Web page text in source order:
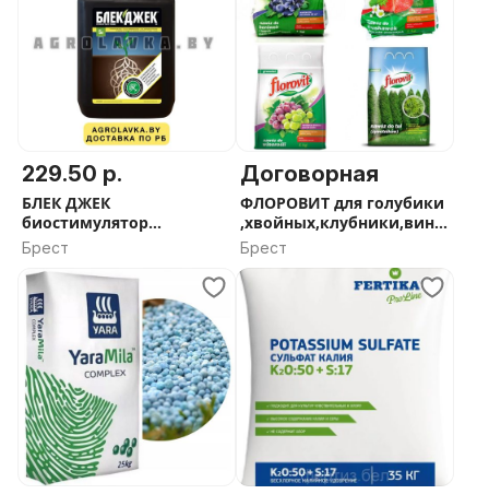
229.50 р.
БЛЕК ДЖЕК
биостимулятор
корнеобразования
Брест
Договорная
ФЛОРОВИТ для голубики
,хвойных,клубники,вино
града 1,3,5,10кг
Брест